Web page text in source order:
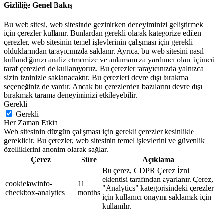
Gizliliğe Genel Bakış
Bu web sitesi, web sitesinde gezinirken deneyiminizi geliştirmek
için çerezler kullanır. Bunlardan gerekli olarak kategorize edilen
çerezler, web sitesinin temel işlevlerinin çalışması için gerekli
olduklarından tarayıcınızda saklanır. Ayrıca, bu web sitesini nasıl
kullandığınızı analiz etmemize ve anlamamıza yardımcı olan üçüncü
taraf çerezleri de kullanıyoruz. Bu çerezler tarayıcınızda yalnızca
sizin izninizle saklanacaktır. Bu çerezleri devre dışı bırakma
seçeneğiniz de vardır. Ancak bu çerezlerden bazılarını devre dışı
bırakmak tarama deneyiminizi etkileyebilir.
Gerekli
Gerekli
Her Zaman Etkin
Web sitesinin düzgün çalışması için gerekli çerezler kesinlikle
gereklidir. Bu çerezler, web sitesinin temel işlevlerini ve güvenlik
özelliklerini anonim olarak sağlar.
Çerez
Süre Açıklama
cookielawinfo-
checkbox-analytics
11
months
Bu çerez, GDPR Çerez İzni
eklentisi tarafından ayarlanır. Çerez,
"Analytics" kategorisindeki çerezler
için kullanıcı onayını saklamak için
kullanılır.